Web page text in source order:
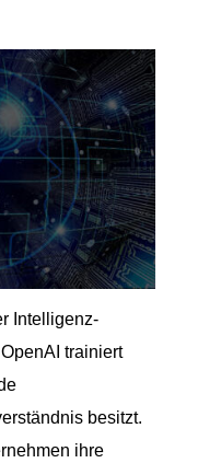
Intelligenz-
trainiert
besitzt.
ihre